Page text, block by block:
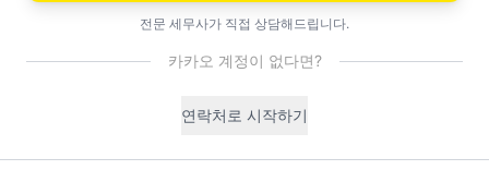
전문 컨설팅 서비스
고도화된 세무 전략과 이슈 대응.
전문 세무사가 직접 상담해드립니다.
카카오 계정이 없다면?
연락처로 시작하기